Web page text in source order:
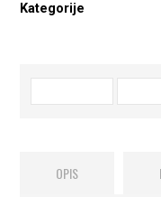
Kategorije
OPIS